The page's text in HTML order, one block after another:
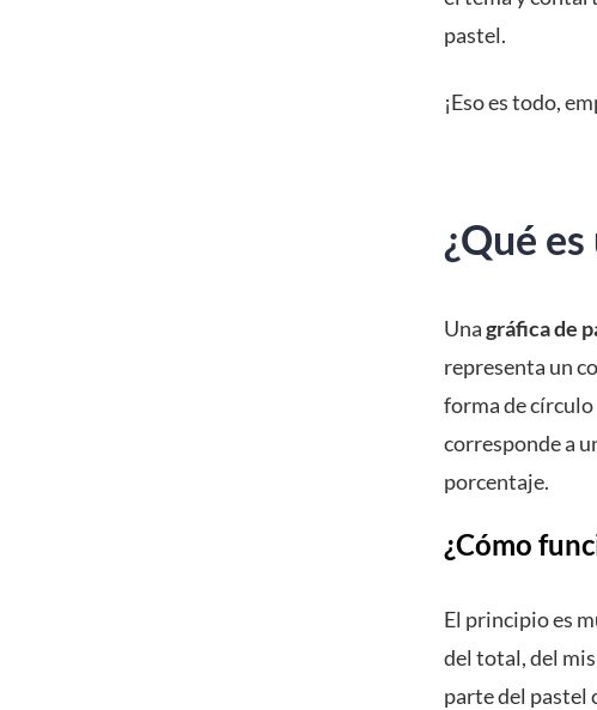
pastel.
¡Eso es todo,
¿Qué
Unagráfica de
representa un
forma de
corresponde a
porcentaje.
¿Cómo
El principio es
del total, del
parte del pastel